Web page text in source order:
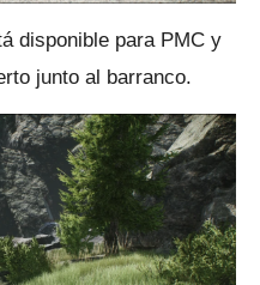
disponible para PMC y
junto al barranco.